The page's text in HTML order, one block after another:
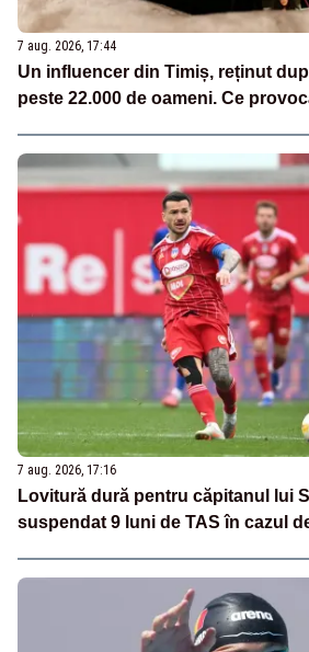
7 aug. 2026, 17:44
Un influencer din Timiș, reținut
peste 22.000 de oameni. Ce
7 aug. 2026, 17:16
Lovitură dură pentru căpitanul lui
suspendat 9 luni de TAS în cazul